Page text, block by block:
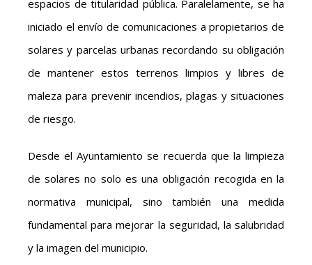
espacios de titularidad pública. Paralelamente, se ha
iniciado el envío de comunicaciones a propietarios de
solares y parcelas urbanas recordando su obligación
de mantener estos terrenos limpios y libres de
maleza para prevenir incendios, plagas y situaciones
de riesgo.
Desde el Ayuntamiento se recuerda que la limpieza
de solares no solo es una obligación recogida en la
normativa municipal, sino también una medida
fundamental para mejorar la seguridad, la salubridad
y la imagen del municipio.